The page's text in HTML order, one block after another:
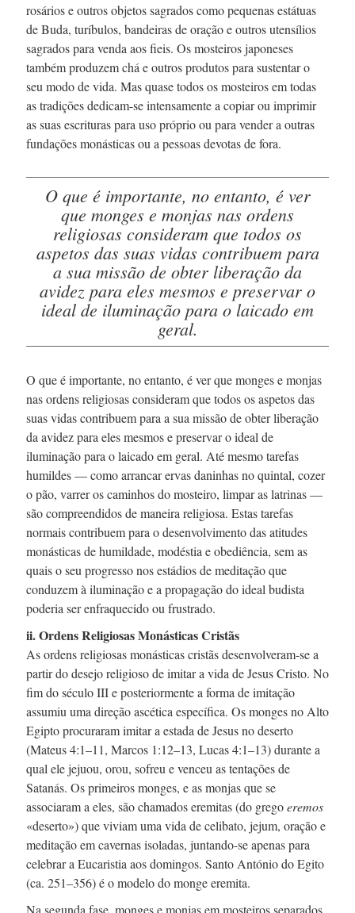
rosários e outros objetos sagrados como pequenas estátuas
de Buda, turíbulos, bandeiras de oração e outros utensílios
sagrados para venda aos fieis. Os mosteiros japoneses
também produzem chá e outros produtos para sustentar o
seu modo de vida. Mas quase todos os mosteiros em todas
as tradiçõesdedicam-seintensamente a copiar ou imprimir
as suas escrituras para uso próprio ou para vender a outras
fundações monásticas ou a pessoas devotas de fora.
O que é importante, no entanto, é ver
que monges e monjas nas ordens
religiosas consideram que todos os
aspetos das suas vidas contribuem para
a sua missão de obter liberação da
avidez para eles mesmos e preservar o
ideal de iluminação para o laicado em
geral.
O que é importante, no entanto, é ver que monges e monjas
nas ordens religiosas consideram que todos os aspetos das
suas vidas contribuem para a sua missão de obter liberação
da avidez para eles mesmos e preservar o ideal de
iluminação para o laicado em geral. Até mesmo tarefas
humildes — como arrancar ervas daninhas no quintal, cozer
o pão, varrer os caminhos do mosteiro, limpar as latrinas —
são compreendidos de maneira religiosa. Estas tarefas
normais contribuem para o desenvolvimento das atitudes
monásticas de humildade, modéstia e obediência, sem as
quais o seu progresso nos estádios de meditação que
conduzem à iluminação e a propagação do ideal budista
poderia ser enfraquecido ou frustrado.
ii. Ordens Religiosas Monásticas Cristãs
As ordens religiosas monásticas cristãsdesenvolveram-sea
partir do desejo religioso de imitar a vida de Jesus Cristo. No
fim doséculo IIIe posteriormente a forma de imitação
assumiu uma direção ascética específica. Os monges no Alto
Egipto procuraram imitar a estada de Jesus no deserto
(Mateus 4:1–11, Marcos 1:12–13, Lucas 4:1–13) durante a
qual ele jejuou, orou, sofreu e venceu as tentações de
Satanás. Os primeiros monges, e as monjas que se
associaram a eles, são chamados eremitas (do gregoeremos
«deserto») que viviam uma vida de celibato, jejum, oração e
meditação em cavernas isoladas, juntando-seapenas para
celebrar a Eucaristia aos domingos. Santo António do Egito
(ca. 251–356) é o modelo do monge eremita.
Na segunda fase, monges e monjas em mosteiros separados,